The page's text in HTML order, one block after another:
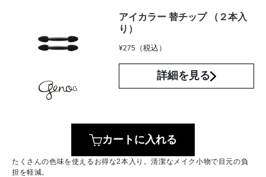
アイカラー 替チップ （２本入
り）
¥275 （税込）
詳細を見る
カートに入れる
たくさんの色味を使えるお得な2本入り。清潔なメイク小物で目元の負
担を軽減。